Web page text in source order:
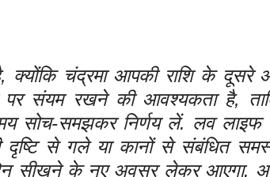
चंद्रमा आपकी राशि के दूसरे
संयम रखने की आवश्यकता है,
सोच-समझकर निर्णय लें. लव
दृष्टि से गले या कानों से संबंधित
सीखने के नए अवसर लेकर आएगा.